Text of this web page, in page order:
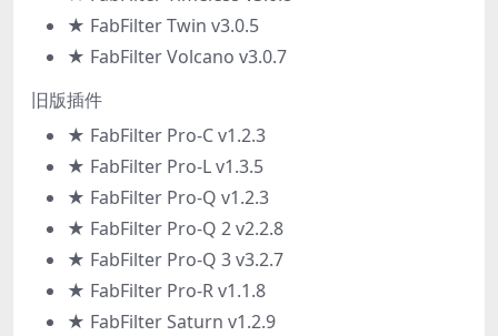
★ FabFilter Twin v3.0.5
★ FabFilter Volcano v3.0.7
旧版插件
★ FabFilter Pro-C v1.2.3
★ FabFilter Pro-L v1.3.5
★ FabFilter Pro-Q v1.2.3
★ FabFilter Pro-Q 2 v2.2.8
★ FabFilter Pro-Q 3 v3.2.7
★ FabFilter Pro-R v1.1.8
★ FabFilter Saturn v1.2.9